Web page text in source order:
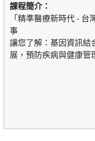
課程簡介：
「精準醫療新時代 -
事
讓您了解：基因資訊結
展，預防疾病與健康管